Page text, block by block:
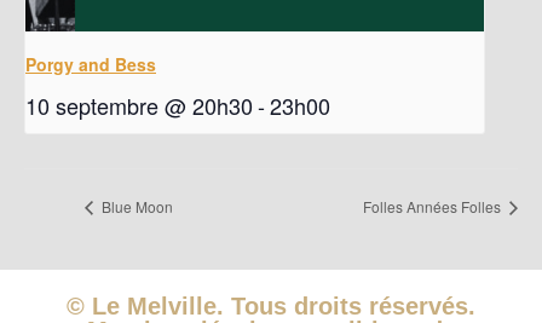
Porgy and Bess
10 septembre @ 20h30-23h00
Blue Moon Folles Années Folles
© Le Melville. Tous droits réservés.